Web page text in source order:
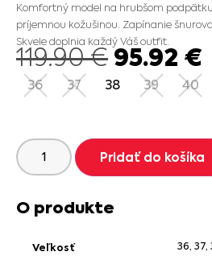
Komfortný model na hrubšom
príjemnou kožušinou. Zapínanie
Skvele doplnia každý Váš outfit.
119.90€95.92 €
36 37 38 39 40
Pridať do košíka
O produkte
Veľkosť 36, 37,